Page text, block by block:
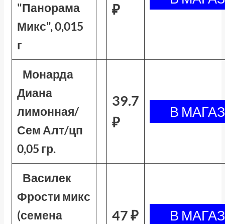
"Панорама
Микс", 0,015
г
₽
Монарда
Диана
лимонная/
Сем Алт/цп
0,05 гр.
39.7
₽
Василек
Фрости микс
(семена
47 ₽